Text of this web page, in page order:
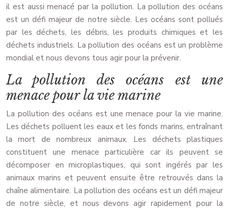
il est aussi menacé par la pollution. La pollution des océans
est un défi majeur de notre siècle. Les océans sont pollués
par les déchets, les débris, les produits chimiques et les
déchets industriels. La pollution des océans est un problème
mondial et nous devons tous agir pour la prévenir.
La pollution des océans est une
menace pour la vie marine
La pollution des océans est une menace pour la vie marine.
Les déchets polluent les eaux et les fonds marins, entraînant
la mort de nombreux animaux. Les déchets plastiques
constituent une menace particulière car ils peuvent se
décomposer en microplastiques, qui sont ingérés par les
animaux marins et peuvent ensuite être retrouvés dans la
chaîne alimentaire. La pollution des océans est un défi majeur
de notre siècle, et nous devons agir rapidement pour la